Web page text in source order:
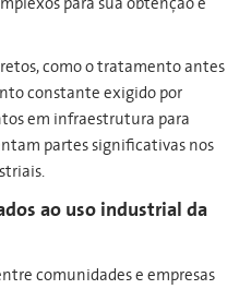
como o tratamento antes
constante exigido por
em infraestrutura para
partes significativas nos
ao uso industrial da
comunidades e empresas